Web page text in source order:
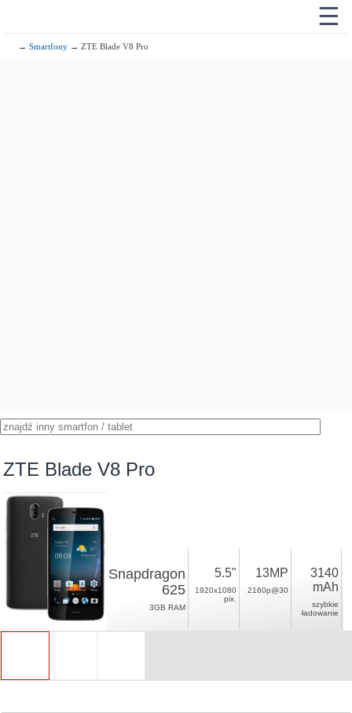
☰
→Smartfony → ZTE Blade V8 Pro
ZTE Blade V8 Pro
Snapdragon
625
3GB RAM
5.5"
1920x1080
pix.
13MP
2160p@30
3140
mAh
szybkie
ładowanie